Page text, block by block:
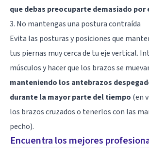
que debas preocuparte demasiado por
3. No mantengas una postura contraída
Evita las posturas y posiciones que
tus piernas muy cerca de tu eje vertical.
músculos y hacer que los brazos se
manteniendo los antebrazos
durante la mayor parte del tiempo (en
los brazos cruzados o tenerlos con las
pecho).
Encuentra los mejores